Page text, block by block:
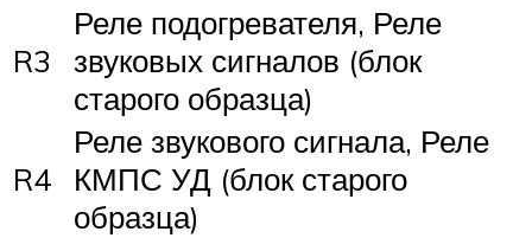
R3
Реле подогревателя, Реле
звуковых сигналов (блок
старого образца)
R4
Реле звукового сигнала, Реле
КМПС УД (блок старого
образца)